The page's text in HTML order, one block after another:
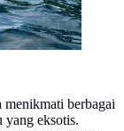
menikmati berbagai
yang eksotis.